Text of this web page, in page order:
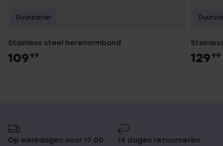
Stainless steel herenarmband
109 99
Duurzamer
129 99
Op werkdagen voor 17:00
14 dagen retourneren